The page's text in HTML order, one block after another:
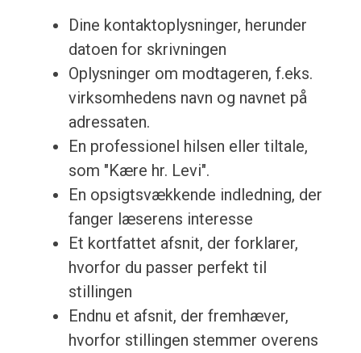
Dine kontaktoplysninger, herunder
datoen for skrivningen
Oplysninger om modtageren, f.eks.
virksomhedens navn og navnet på
adressaten.
En professionel hilsen eller tiltale,
som "Kære hr. Levi".
En opsigtsvækkende indledning, der
fanger læserens interesse
Et kortfattet afsnit, der forklarer,
hvorfor du passer perfekt til
stillingen
Endnu et afsnit, der fremhæver,
hvorfor stillingen stemmer overens